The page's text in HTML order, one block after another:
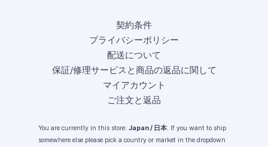
契約条件
プライバシーポリシー
配送について
保証/修理サービスと商品の返品に関して
マイアカウント
ご注文と返品
You are currently in this store: Japan / 日本. If you want to ship
somewhere else please pick a country or market in the dropdown